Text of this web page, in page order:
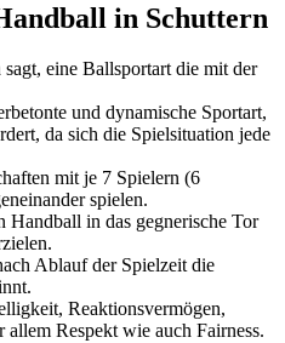
in Schuttern
eine Ballsportart die mit der
und dynamische Sportart,
da sich die Spielsituation jede
mit je 7 Spielern (6
spielen.
Handball in das gegnerische Tor
Ablauf der Spielzeit die
Reaktionsvermögen,
Respekt wie auch Fairness.